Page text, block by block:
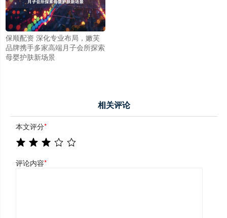
保顺配资 深化专业布局，嫩芙
品牌携手多家高端月子会所探索
母婴护肤新场景
相关评论
本文评分*
评论内容*